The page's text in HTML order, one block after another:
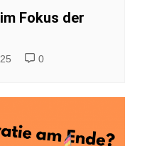
Fokus der
0